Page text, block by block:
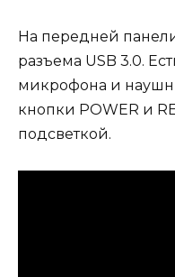
На передней
разъема USB 3.0.
микрофона и
кнопки POWER и
подсветкой.